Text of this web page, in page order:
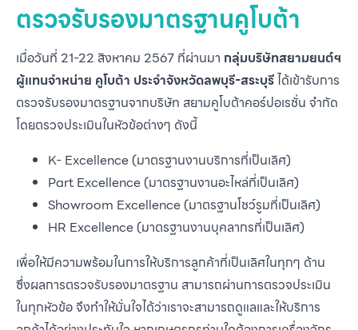
ตรวจรับรองมาตรฐานคูโบต้า
เมื่อวันที่ 21-22 สิงหาคม 2567 ที่ผ่านมา กลุ่มบริษัทสยามยนต์ฯ
ผู้แทนจำหน่าย คูโบต้า ประจำจังหวัดลพบุรี-สระบุรีได้เข้ารับการ
ตรวจรับรองมาตรฐานจากบริษัท สยามคูโบต้าคอร์ปอเรชั่น จำกัด
โดยตรวจประเมินในหัวข้อต่างๆ ดังนี้
K- Excellence (มาตรฐานงานบริการที่เป็นเลิศ)
Part Excellence (มาตรฐานงานอะไหล่ที่เป็นเลิศ)
Showroom Excellence (มาตรฐานโชว์รูมที่เป็นเลิศ)
HR Excellence (มาตรฐานงานบุคลากรที่เป็นเลิศ)
เพื่อให้มีความพร้อมในการให้บริการลูกค้าที่เป็นเลิศในทุกๆ ด้าน
ซึ่งผลการตรวจรับรองมาตรฐาน สามารถผ่านการตรวจประเมิน
ในทุกหัวข้อ จึงทำให้มั่นใจได้ว่าเราจะสามารถดูแลและให้บริการ